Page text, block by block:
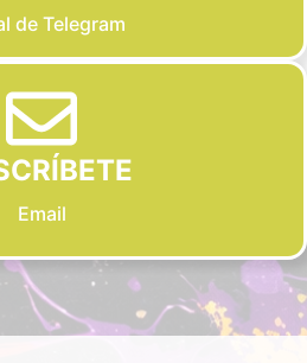
de Telegram
Email